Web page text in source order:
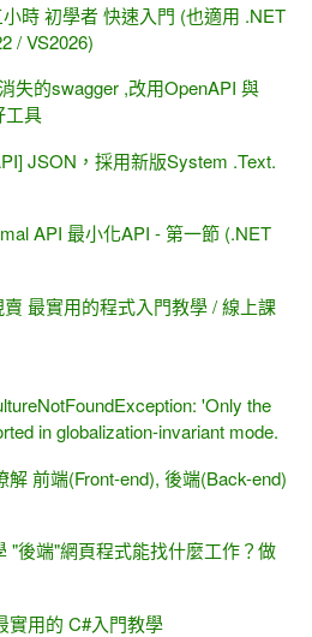
時 初學者 快速入門 (也適用 .NET
/ VS2026)
失的swagger ,改用OpenAPI 與
工具
JSON，採用新版System .Text.
API 最小化API - 第一節 (.NET
最實用的程式入門教學 / 線上課
'Only the
in globalization-invariant mode.
解 前端(Front-end), 後端(Back-end)
"後端"網頁程式能找什麼工作？做
實用的 C#入門教學